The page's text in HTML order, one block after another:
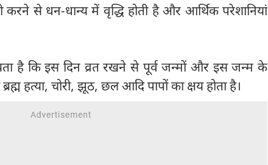
करने से धन-धान्य में वृद्धि होती है और आर्थिक परेशानियां
है कि इस दिन व्रत रखने से पूर्व जन्मों और इस जन्म के
हत्या, चोरी, झूठ, छल आदि पापों का क्षय होता है।